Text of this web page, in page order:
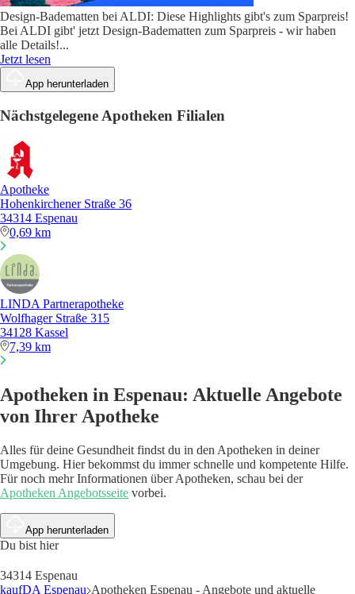
Design-Badematten bei ALDI: Diese Highlights gibt's zum Sparpreis!
Bei ALDI gibt' jetzt Design-Badematten zum Sparpreis - wir haben
alle Details!...
Jetzt lesen
App herunterladen
Nächstgelegene Apotheken Filialen
Apotheke
Hohenkirchener Straße 36
34314 Espenau
0,69 km
LINDA Partnerapotheke
Wolfhager Straße 315
34128 Kassel
7,39 km
Apotheken in Espenau: Aktuelle Angebote
von Ihrer Apotheke
Alles für deine Gesundheit findst du in den Apotheken in deiner
Umgebung. Hier bekommst du immer schnelle und kompetente Hilfe.
Für noch mehr Informationen über Apotheken, schau bei der
Apotheken Angebotsseite vorbei.
App herunterladen
Du bist hier
34314 Espenau
kaufDA Espenau Apotheken Espenau - Angebote und aktuelle